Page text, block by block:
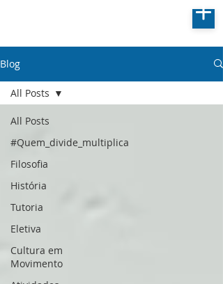
Blog
All Posts
#Quem_divide_multiplica
Filosofia
História
Tutoria
Eletiva
Cultura em
Movimento
All Posts